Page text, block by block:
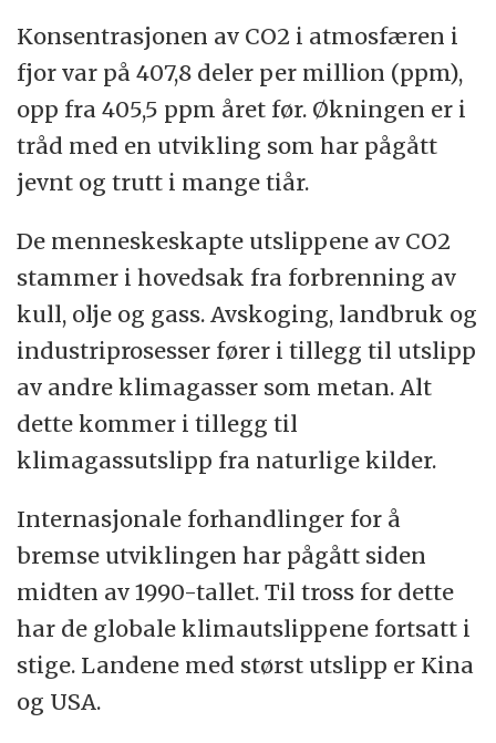
Konsentrasjonen av CO2 i atmosfæren i
fjor var på 407,8 deler per million (ppm),
opp fra 405,5 ppm året før. Økningen er i
tråd med en utvikling som har pågått
jevnt og trutt i mange tiår.
De menneskeskapte utslippene av CO2
stammer i hovedsak fra forbrenning av
kull, olje og gass. Avskoging, landbruk og
industriprosesser fører i tillegg til utslipp
av andre klimagasser som metan. Alt
dette kommer i tillegg til
klimagassutslipp fra naturlige kilder.
Internasjonale forhandlinger for å
bremse utviklingen har pågått siden
midten av 1990-tallet. Til tross for dette
har de globale klimautslippene fortsatt i
stige. Landene med størst utslipp er Kina
og USA.